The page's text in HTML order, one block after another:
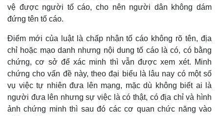
vệ được người tố cáo, cho nên người dân không dám
đứng tên tố cáo.
Điểm mới của luật là chấp nhận tố cáo không rõ tên, địa
chỉ hoặc mạo danh nhưng nội dung tố cáo là có, có bằng
chứng, cơ sở để xác minh thì vẫn được xem xét. Minh
chứng cho vấn đề này, theo đại biểu là lâu nay có một số
vụ việc tự nhiên đưa lên mạng, mặc dù không biết ai là
người đưa lên nhưng sự việc là có thật, có địa chỉ và hình
ảnh chứng minh thì sau đó các cơ quan chức năng vào